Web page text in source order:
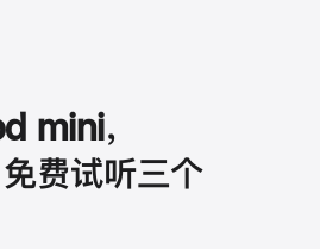
mini，
费试听三个